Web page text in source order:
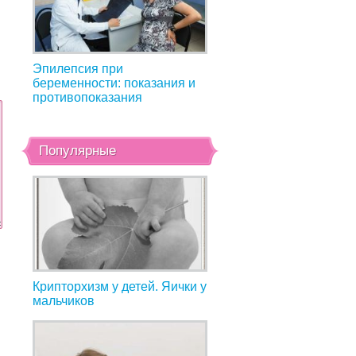
Эпилепсия при
беременности: показания и
противопоказания
Популярные
Крипторхизм у детей. Яички у
мальчиков